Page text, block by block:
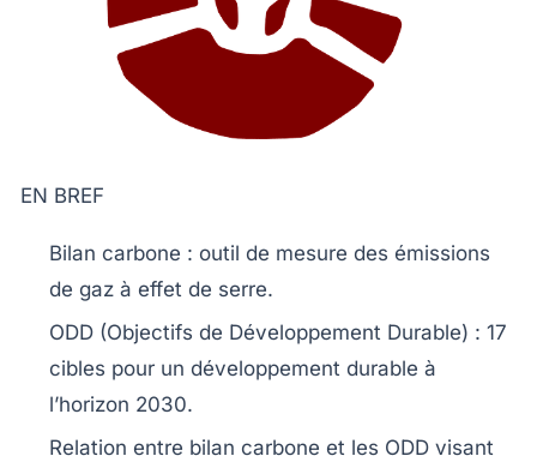
EN BREF
Bilan carbone : outil de mesure des émissions
de gaz à effet de serre.
ODD (Objectifs de Développement Durable) : 17
cibles pour un développement durable à
l’horizon 2030.
Relation entre bilan carbone et les ODD visant